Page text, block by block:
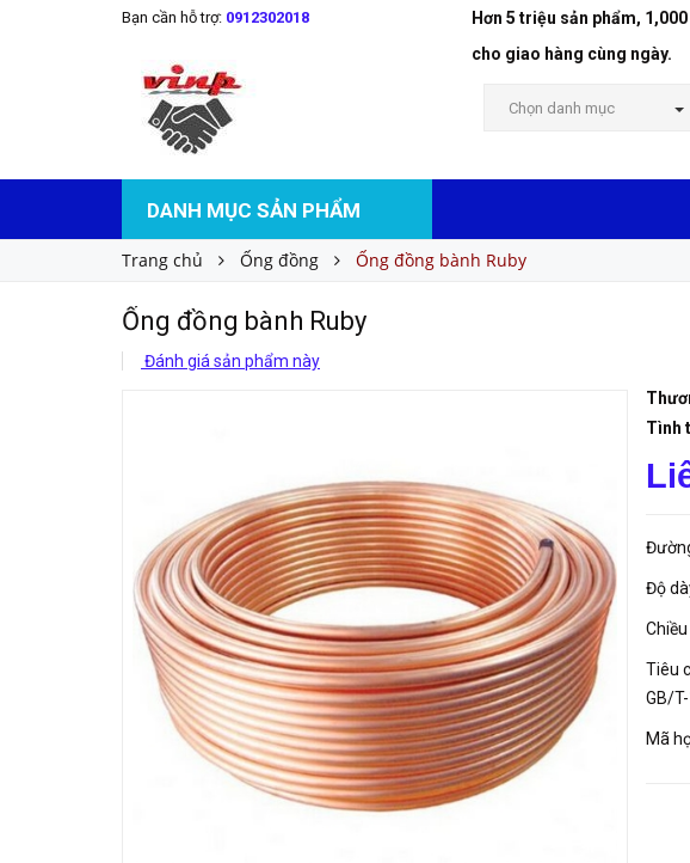
Bạn cần hỗ trợ: 0912302018
Hơn 5 triệu sản phẩm,
cho giao hàng cùng ngày.
Chọn danh mục
DANH MỤC SẢN PHẨM
Trang chủ Ống đồng Ống đồng bành Ruby
Ống đồng bành Ruby
Đánh giá sản phẩm này
Tình
Độ
Tiêu
GB/
Mã
Ống đồng bành Ruby